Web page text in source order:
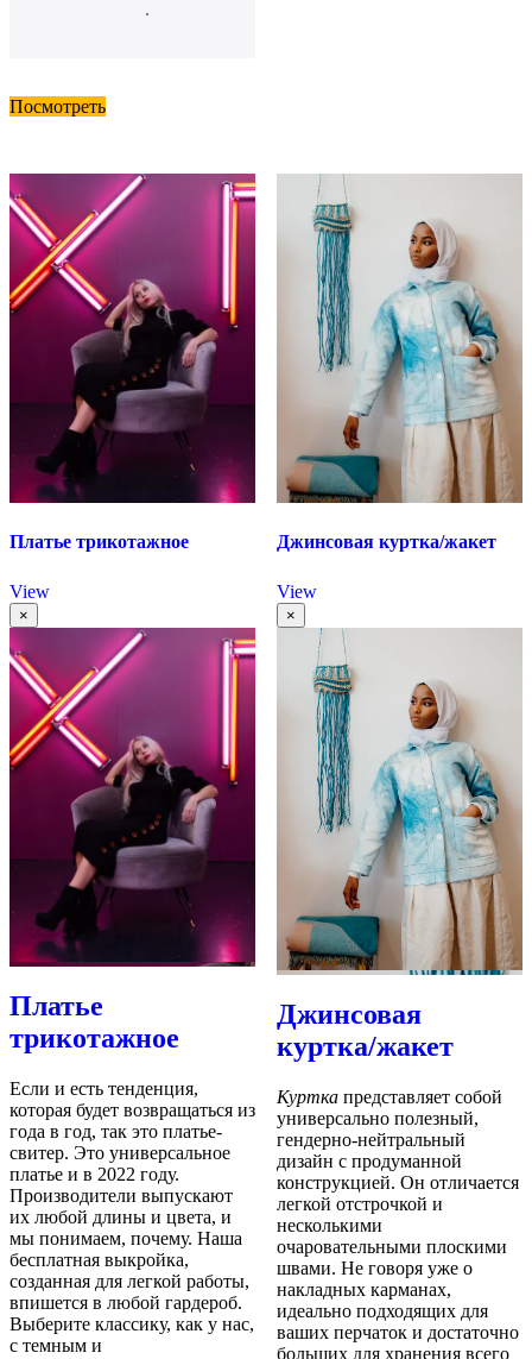
.
Посмотреть
Платье трикотажное
View
×
Платье
трикотажное
Если и есть тенденция,
которая будет возвращаться из
года в год, так это платье-
свитер. Это универсальное
платье и в 2022 году.
Производители выпускают
их любой длины и цвета, и
мы понимаем, почему. Наша
бесплатная выкройка,
созданная для легкой работы,
впишется в любой гардероб.
Выберите классику, как у нас,
с темным и
Джинсовая куртка/жакет
View
×
Джинсовая
куртка/жакет
Куртка представляет собой
универсально полезный,
гендерно-нейтральный
дизайн с продуманной
конструкцией. Он отличается
легкой отстрочкой и
несколькими
очаровательными плоскими
швами. Не говоря уже о
накладных карманах,
идеально подходящих для
ваших перчаток и достаточно
больших для хранения всего